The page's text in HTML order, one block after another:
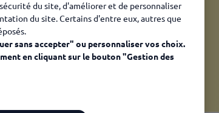
du site, d'améliorer et de personnaliser
du site. Certains d'entre eux, autres que
sans accepter" ou personnaliser vos choix.
en cliquant sur le bouton "Gestion des